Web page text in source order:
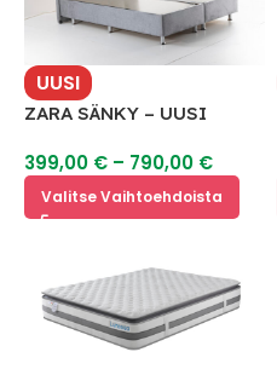
UUSI
ZARA SÄNKY – UUSI
399,00 € – 790,00 €
Valitse Vaihtoehdoista